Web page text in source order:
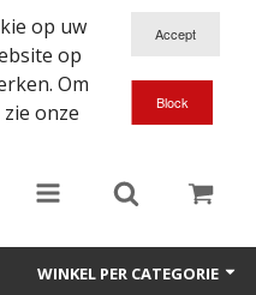
op uw
op
Om
onze
WINKEL PER CATEGORIE